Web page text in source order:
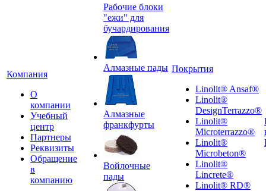
Компания
О
компании
Учебный
центр
Партнеры
Реквизиты
Обращение
в
компанию
Рабочие блоки
"ежи" для
бучардирования
Алмазные пады
Алмазные
франкфурты
Войлочные
пады
Покрытия
Linolit® Ansaf®
Linolit®
DesignTerrazzo®
Linolit®
Microterrazzo®
Linolit®
Microbeton®
Linolit®
Lincrete®
Linolit® RD®